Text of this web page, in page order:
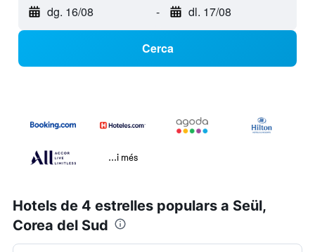
dg. 16/08 - dl. 17/08
Cerca
...i més
Hotels de 4 estrelles populars a Seül,
Corea del Sud